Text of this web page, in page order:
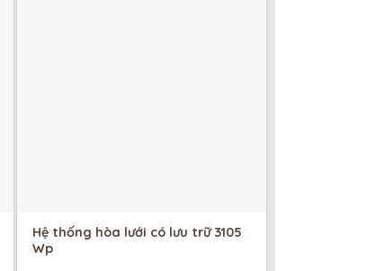
Hệ thống hòa lưới có lưu trữ 3105
Wp